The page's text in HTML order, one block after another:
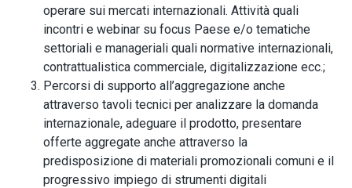
operare sui mercati internazionali. Attività quali
incontri e webinar su focus Paese e/o tematiche
settoriali e manageriali quali normative internazionali,
contrattualistica commerciale, digitalizzazione ecc.;
Percorsi di supporto all’aggregazione anche
attraverso tavoli tecnici per analizzare la domanda
internazionale, adeguare il prodotto, presentare
offerte aggregate anche attraverso la
predisposizione di materiali promozionali comuni e il
progressivo impiego di strumenti digitali